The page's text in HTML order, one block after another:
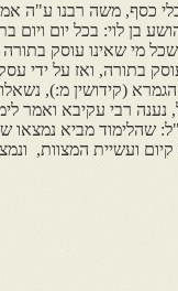
כסף, משה רבנו ע"ה
בן לוי: בכל יום ויום
מי שאינו עוסק בתורה
בתורה, ואז על ידי
(קידושין מ:),
רבי עקיבא ואמר
שהלימוד מביא נמצאו
ועשיית המצוות,